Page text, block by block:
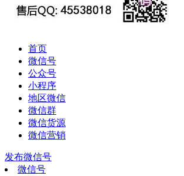
首页
微信号
公众号
小程序
地区微信
微信群
微信货源
微信营销
发布微信号
微信号